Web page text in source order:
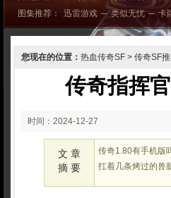
图集推荐：
迅雷游戏 ─ 类似无忧 ─ 卡
您现在的位置： 热血传奇SF > 传奇SF
传奇指挥
时间：2024-12-27
02:12
文 章
摘 要
传奇1.80有手机版
扛着几条烤过的兽